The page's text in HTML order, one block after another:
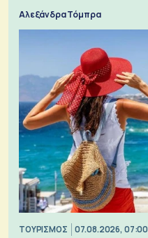
Αλεξάνδρα Τόμπρα
ΤΟΥΡΙΣΜΟΣ 07.08.2026, 07:00